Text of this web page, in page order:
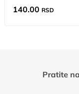
140.00 RSD
Pratite